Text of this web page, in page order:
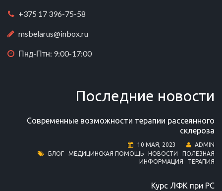
+375 17 396-75-58
msbelarus@inbox.ru
Пнд-Птн: 9:00-17:00
Последние новости
Современные возможности терапии рассеянного
склероза
10 МАЯ, 2023
ADMIN
БЛОГ
МЕДИЦИНСКАЯ ПОМОЩЬ НОВОСТИ
ПОЛЕЗНАЯ
ИНФОРМАЦИЯ
ТЕРАПИЯ
Курс ЛФК при РС